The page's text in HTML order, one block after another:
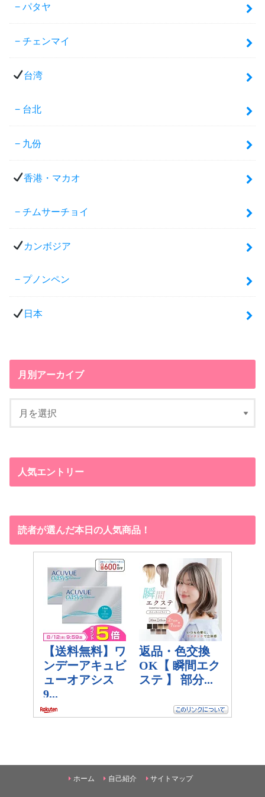
パタヤ
チェンマイ
台湾
台北
九份
香港・マカオ
チムサーチョイ
カンボジア
プノンペン
日本
月別アーカイブ
人気エントリー
読者が選んだ本日の人気商品！
ホーム 自己紹介 サイトマップ